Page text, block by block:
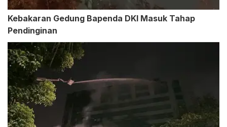
Kebakaran Gedung Bapenda DKI Masuk Tahap
Pendinginan